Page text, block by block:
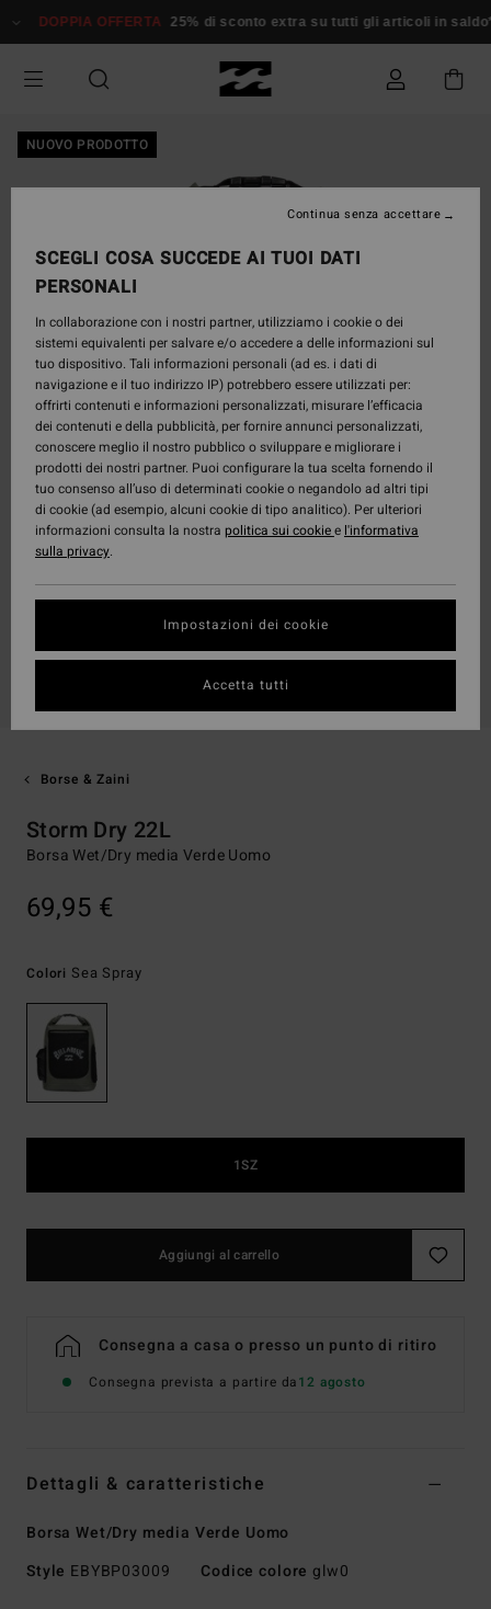
alle
prodotto
DOPPIA OFFERTA 25% di sconto extra su tutti gli articoli in saldo*
NUOVO PRODOTTO
Borse & Zaini
Storm Dry 22L
Borsa Wet/Dry media Verde Uomo
69,95 €
Colori Sea Spray
1SZ
Aggiungi al carrello
Consegna a casa o presso un punto di ritiro
Consegna prevista a partire da12 agosto
Dettagli & caratteristiche
Borsa Wet/Dry media Verde Uomo
Style EBYBP03009 Codice colore glw0
SCEGLI COSA SUCCEDE AI TUOI DATI
PERSONALI
In collaborazione con i nostri partner, utilizziamo i cookie o dei
sistemi equivalenti per salvare e/o accedere a delle informazioni sul
tuo dispositivo. Tali informazioni personali (ad es. i dati di
navigazione e il tuo indirizzo IP) potrebbero essere utilizzati per:
offrirti contenuti e informazioni personalizzati, misurare l’efficacia
dei contenuti e della pubblicità, per fornire annunci personalizzati,
conoscere meglio il nostro pubblico o sviluppare e migliorare i
prodotti dei nostri partner. Puoi configurare la tua scelta fornendo il
tuo consenso all’uso di determinati cookie o negandolo ad altri tipi
di cookie (ad esempio, alcuni cookie di tipo analitico). Per ulteriori
informazioni consulta la nostra politica sui cookiee l'informativa
sulla privacy.
Impostazioni dei cookie
Continua senza accettare
Accetta tutti